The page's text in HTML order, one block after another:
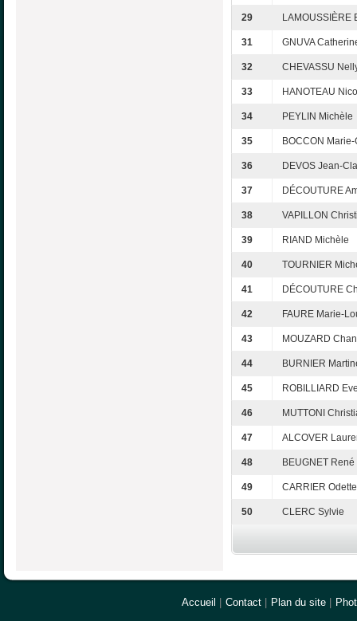
29 LAMOUSSIÈRE
31 GNUVA
32 CHEVASSU
33 HANOTEAU
34 PEYLIN Michèle
35 BOCCON
36 DEVOS Jean-
37 DÉCOUTURE
38 VAPILLON
39 RIAND Michèle
40 TOURNIER
41 DÉCOUTURE
42 FAURE Marie-
43 MOUZARD
44 BURNIER
45 ROBILLIARD
46 MUTTONI
47 ALCOVER
48 BEUGNET René
49 CARRIER Odette
50 CLERC Sylvie
Accueil Contact Plan du site